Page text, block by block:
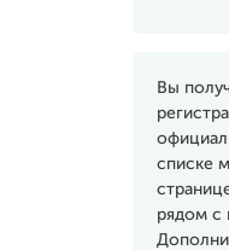
Вы
списке
рядом с